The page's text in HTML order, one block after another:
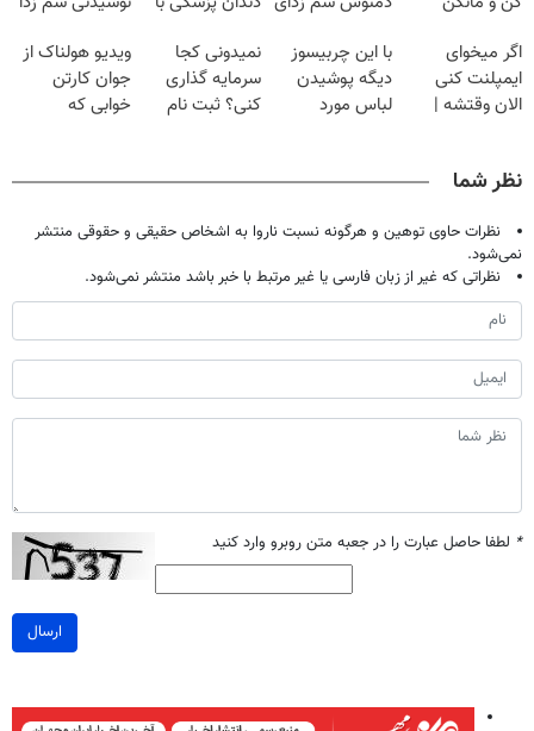
امشب)
خانگی
اگر میخوای
ایمپلنت کنی
الان وقتشه |
با این چربیسوز
دیگه پوشیدن
لباس مورد
نمیدونی کجا
سرمایه گذاری
کنی؟ ثبت نام
ویدیو هولناک از
جوان کارتن
خوابی که
نظر شما
نظرات حاوی توهین و هرگونه نسبت ناروا به اشخاص حقیقی و حقوقی منتشر
نمی‌شود.
نظراتی که غیر از زبان فارسی یا غیر مرتبط با خبر باشد منتشر نمی‌شود.
* لطفا حاصل عبارت را در جعبه متن روبرو وارد کنید
ارسال